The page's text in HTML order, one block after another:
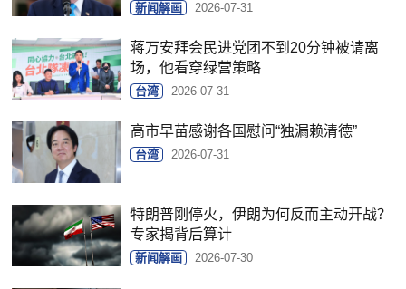
新闻解画 2026-07-31
蒋万安拜会民进党团不到20分钟被请离
场，他看穿绿营策略
台湾 2026-07-31
高市早苗感谢各国慰问“独漏赖清德”
台湾 2026-07-31
特朗普刚停火，伊朗为何反而主动开战？
专家揭背后算计
新闻解画 2026-07-30